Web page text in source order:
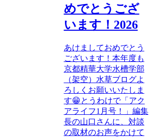
めでとうござ
います！2026
あけましておめでとう
ございます！本年度も
京都精華大学水槽学部
（架空）水草ブログよ
ろしくお願いいたしま
す😁とうわけで「アク
アライフ1月号！」編集
長の山口さんに、対談
の取材のお声をかけて